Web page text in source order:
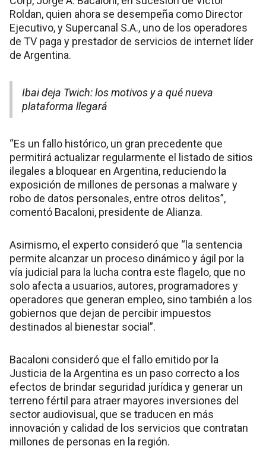
Roldan, quien ahora se desempeña como Director
Ejecutivo, y Supercanal S.A., uno de los operadores
de TV paga y prestador de servicios de internet líder
de Argentina.
Ibai deja Twich: los motivos y a qué nueva
plataforma llegará
“Es un fallo histórico, un gran precedente que
permitirá actualizar regularmente el listado de sitios
ilegales a bloquear en Argentina, reduciendo la
exposición de millones de personas a malware y
robo de datos personales, entre otros delitos”,
comentó Bacaloni, presidente de Alianza.
Asimismo, el experto consideró que “la sentencia
permite alcanzar un proceso dinámico y ágil por la
vía judicial para la lucha contra este flagelo, que no
solo afecta a usuarios, autores, programadores y
operadores que generan empleo, sino también a los
gobiernos que dejan de percibir impuestos
destinados al bienestar social”.
Bacaloni consideró que el fallo emitido por la
Justicia de la Argentina es un paso correcto a los
efectos de brindar seguridad jurídica y generar un
terreno fértil para atraer mayores inversiones del
sector audiovisual, que se traducen en más
innovación y calidad de los servicios que contratan
millones de personas en la región.